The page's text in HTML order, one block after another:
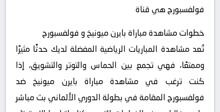
فولفسبورج هي قناة
خطوات مشاهدة مباراة بايرن ميونيخ و فولفسبورج
تُعد مشاهدة المباريات الرياضية المفضلة لديك حدثًا مثيرًا
وممتعًا، فهي تجمع بين الحماس والتوتر والتشويق، إذا
كنت ترغب في مشاهدة مباراة بايرن ميونيخ ضد
فولفسبورج المقامة في بطولة الدوري الألماني بث مباشر